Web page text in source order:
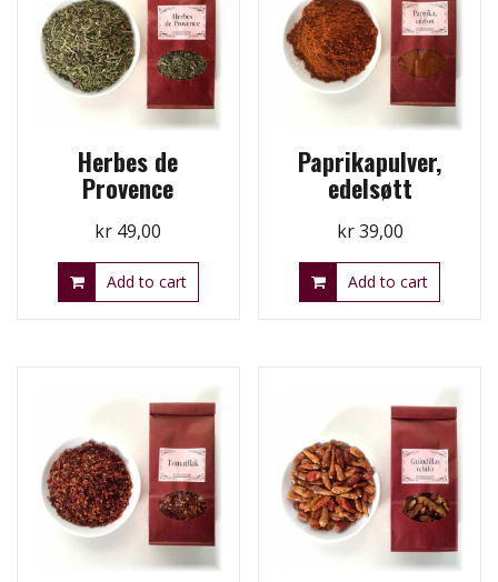
Herbes de
Provence
kr 49,00
Add to cart
Paprikapulver,
edelsøtt
kr39,00
Add to cart